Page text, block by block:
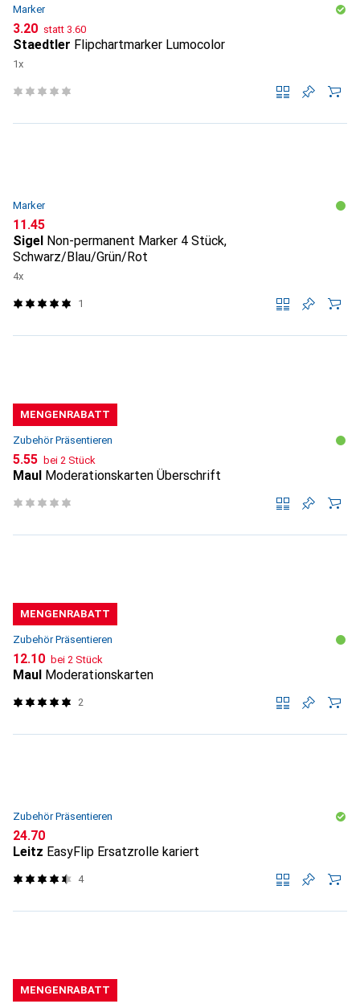
Marker
CHF
3.20 statt CHF
3.60
Staedtler Flipchartmarker Lumocolor
1x
Marker
CHF
11.45
Sigel Non-permanent Marker 4 Stück,
Schwarz/Blau/Grün/Rot
4x
1
MENGENRABATT
Zubehör Präsentieren
CHF
5.55 bei 2 Stück
Maul Moderationskarten Überschrift
MENGENRABATT
Zubehör Präsentieren
CHF
12.10 bei 2 Stück
Maul Moderationskarten
2
Zubehör Präsentieren
CHF
24.70
Leitz EasyFlip Ersatzrolle kariert
4
MENGENRABATT